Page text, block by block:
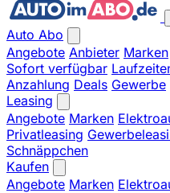
Auto Abo
Angebote Anbieter Marken
Sofort verfügbar
Anzahlung Deals Gewerbe
Leasing
Angebote Marken
Privatleasing
Schnäppchen
Kaufen
Angebote Marken